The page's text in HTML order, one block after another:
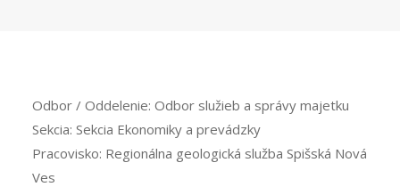
Odbor / Oddelenie: Odbor služieb a správy majetku
Sekcia: Sekcia Ekonomiky a prevádzky
Pracovisko: Regionálna geologická služba Spišská Nová
Ves